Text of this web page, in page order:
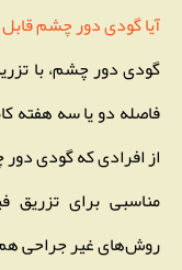
آیا گودی دور چشم
گودی دور چشم، با
از افرادی که گودی
مناسبی برای تزریق
روش‌های غیر جراحی